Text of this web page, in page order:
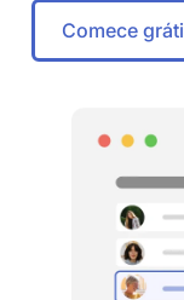
Comece